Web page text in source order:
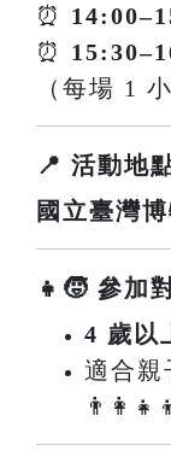
⏰
⏰
（每場 1
📍 活動地
國立臺灣
👧🧒 參加
4 歲以
適合親